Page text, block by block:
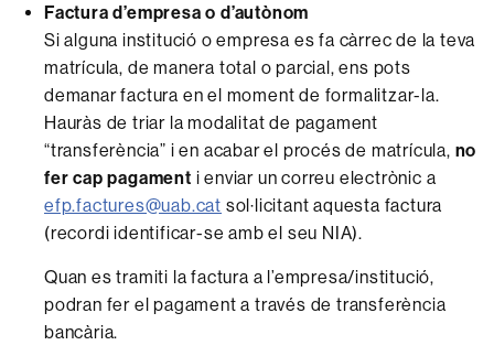
Factura d’empresa o d’autònom
Si alguna institució o empresa es fa càrrec de la teva
matrícula, de manera total o parcial, ens pots
demanar factura en el moment de formalitzar-la.
Hauràs de triar la modalitat de pagament
“transferència” i en acabar el procés de matrícula, no
fer cap pagament i enviar un correu electrònic a
efp.factures@uab.cat sol·licitant aquesta factura
(recordi identificar-se amb el seu NIA).
Quan es tramiti la factura a l’empresa/institució,
podran fer el pagament a través de transferència
bancària.